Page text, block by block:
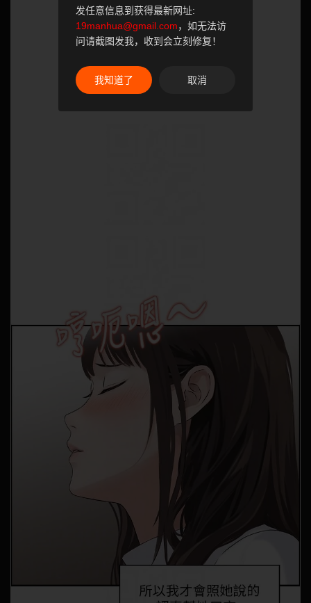
发任意信息到获得最新网址:
19manhua@gmail.com，如无法访
问请截图发我，收到会立刻修复！
我知道了 取消